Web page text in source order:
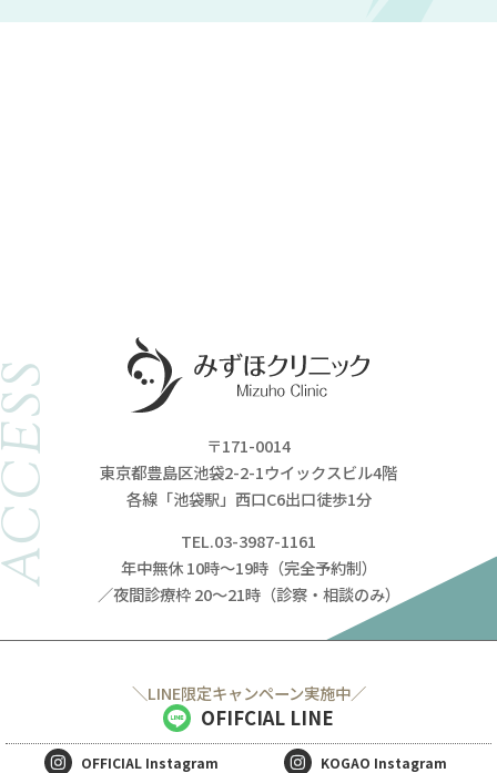
〒171-0014
東京都豊島区池袋2-2-1ウイックスビル4階
各線「池袋駅」西口C6出口徒歩1分
TEL.03-3987-1161
年中無休 10時～19時（完全予約制）
／夜間診療枠 20～21時（診察・相談のみ）
＼LINE限定キャンペーン実施中／
OFIFCIAL LINE
OFFICIAL Instagram KOGAO Instagram